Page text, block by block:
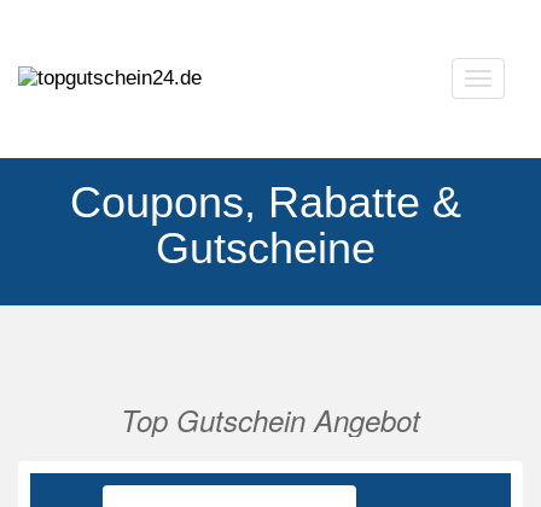
Coupons, Rabatte &
Gutscheine
Top Gutschein Angebot
Vorherige